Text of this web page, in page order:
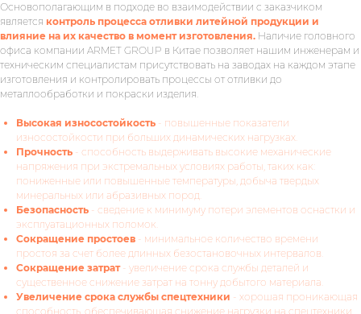
Основополагающим в подходе во взаимодействии с заказчиком
является контроль процесса отливки литейной продукции и
влияние на их качество в момент изготовления. Наличие головного
офиса компании ARMET GROUP в Китае позволяет нашим инженерам и
техническим специалистам присутствовать на заводах на каждом этапе
изготовления и контролировать процессы от отливки до
металлообработки и покраски изделия.
Высокая износостойкость - повышенные показатели
износостойкости при больших динамических нагрузках.
Прочность - способность выдерживать высокие механические
напряжения при экстремальных условиях работы, таких как:
пониженные или повышенные температуры, добыча твердых
минеральных или абразивных пород.
Безопасность - сведение к минимуму потери элементов оснастки и
эксплуатационных поломок.
Сокращение простоев - минимальное количество времени
простоя за счет более длинных безостановочных интервалов.
Сокращение затрат - увеличение срока службы деталей и
существенное снижение затрат на тонну добытого материала.
Увеличение срока службы спецтехники - хорошая проникающая
способность, обеспечивающая снижение нагрузки на спецтехники,